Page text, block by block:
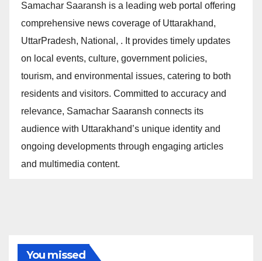
Samachar Saaransh is a leading web portal offering
comprehensive news coverage of Uttarakhand,
UttarPradesh, National, . It provides timely updates
on local events, culture, government policies,
tourism, and environmental issues, catering to both
residents and visitors. Committed to accuracy and
relevance, Samachar Saaransh connects its
audience with Uttarakhand’s unique identity and
ongoing developments through engaging articles
and multimedia content.
You missed